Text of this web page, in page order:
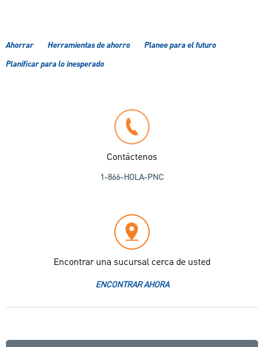
Ahorrar Herramientas de ahorro
Planee para el futuro
Planificar para lo inesperado
Contáctenos
1-866-HOLA-PNC
Encontrar una sucursal cerca de usted
ENCONTRAR AHORA